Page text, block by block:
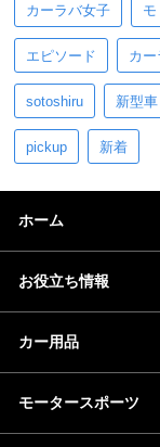
カーラバ女子
エピソード カ
sotoshiru 新型車
pickup 新着
ホーム
お役立ち情報
カー用品
モータースポーツ